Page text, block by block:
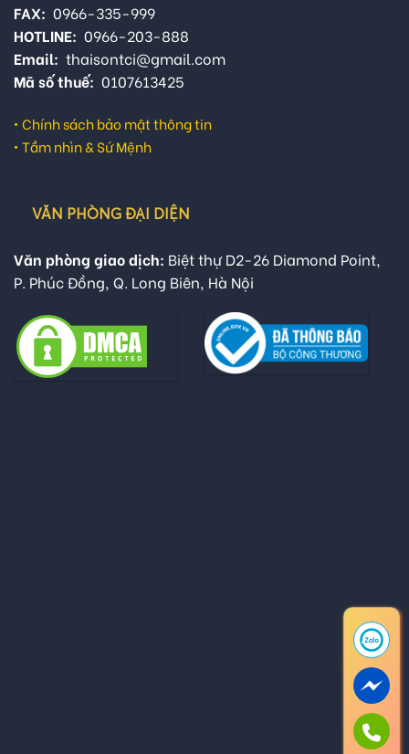
FAX: 0966-335-999
HOTLINE: 0966-203-888
Email: thaisontci@gmail.com
Mã số thuế: 0107613425
• Chính sách bảo mật thông tin
• Tầm nhìn & Sứ Mệnh
VĂN PHÒNG ĐẠI DIỆN
Văn phòng giao dịch: Biệt thự D2-26 Diamond Point,
P. Phúc Đồng, Q. Long Biên, Hà Nội